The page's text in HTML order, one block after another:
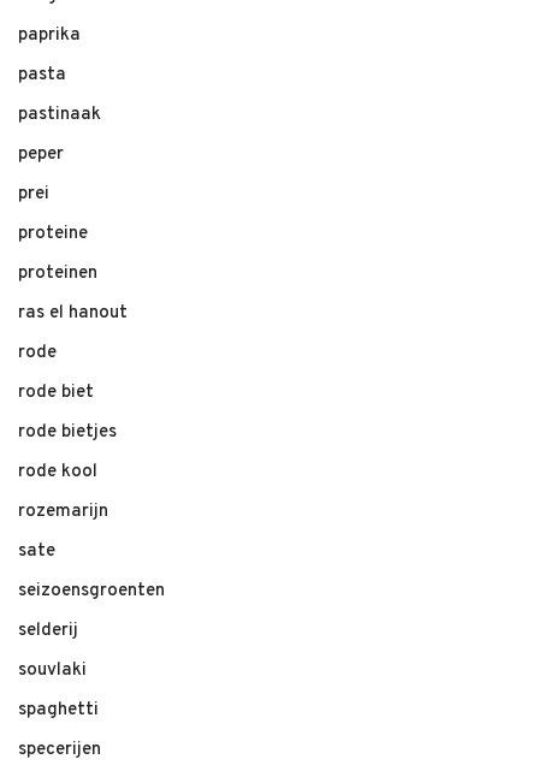
paprika
pasta
pastinaak
peper
prei
proteine
proteinen
ras el hanout
rode
rode biet
rode bietjes
rode kool
rozemarijn
sate
seizoensgroenten
selderij
souvlaki
spaghetti
specerijen